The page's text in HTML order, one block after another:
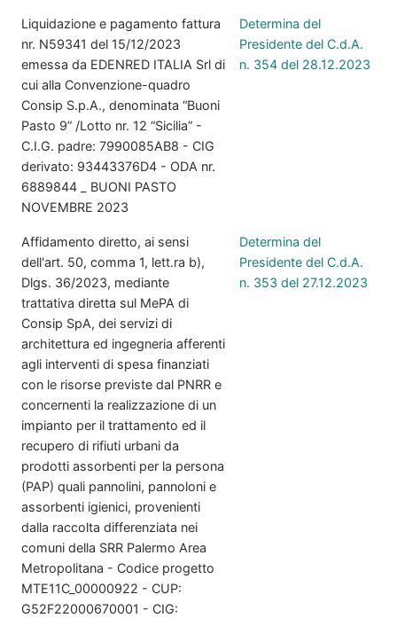
Liquidazione e pagamento fattura
nr. N59341 del 15/12/2023
emessa da EDENRED ITALIA Srl di
cui alla Convenzione-quadro
Consip S.p.A., denominata “Buoni
Pasto 9” /Lotto nr. 12 “Sicilia” -
C.I.G. padre: 7990085AB8 - CIG
derivato: 93443376D4 - ODA nr.
6889844 _ BUONI PASTO
NOVEMBRE 2023
Determina del
Presidente del C.d.A.
n. 354 del 28.12.2023
Affidamento diretto, ai sensi
dell'art. 50, comma 1, lett.ra b),
Dlgs. 36/2023, mediante
trattativa diretta sul MePA di
Consip SpA, dei servizi di
architettura ed ingegneria afferenti
agli interventi di spesa finanziati
con le risorse previste dal PNRR e
concernenti la realizzazione di un
impianto per il trattamento ed il
recupero di rifiuti urbani da
prodotti assorbenti per la persona
(PAP) quali pannolini, pannoloni e
assorbenti igienici, provenienti
dalla raccolta differenziata nei
comuni della SRR Palermo Area
Metropolitana - Codice progetto
MTE11C_00000922 - CUP:
G52F22000670001 - CIG:
Determina del
Presidente del C.d.A.
n. 353 del 27.12.2023